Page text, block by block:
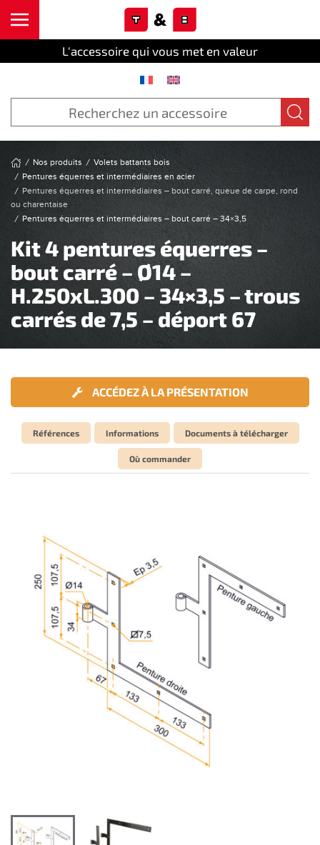
L'accessoire qui vous met en valeur
Nos produits
Volets battants bois
Pentures équerres et intermédiaires en acier
Pentures équerres et intermédiaires – bout carré, queue de carpe, rond
ou charentaise
Pentures équerres et intermédiaires – bout carré – 34×3,5
Kit 4 pentures équerres –
bout carré – Ø14 –
H.250xL.300 – 34×3,5 – trous
carrés de 7,5 – déport 67
ACCÉDEZ À LA PRÉSENTATION
Références Informations Documents à télécharger
Où commander
Cookies management panel